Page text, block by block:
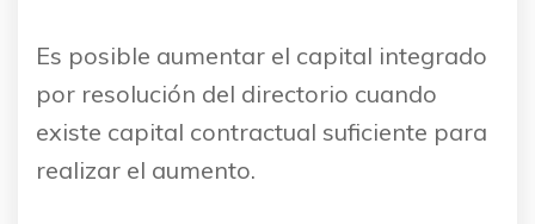
Es posible aumentar el capital integrado
por resolución del directorio cuando
existe capital contractual suficiente para
realizar el aumento.